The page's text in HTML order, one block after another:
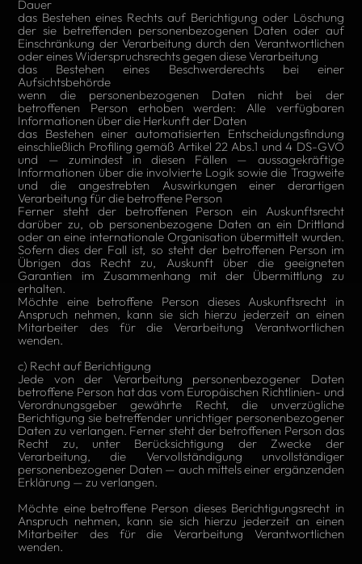
Dauer
das Bestehen eines Rechts auf Berichtigung oder Löschung
der sie betreffenden personenbezogenen Daten oder auf
Einschränkung der Verarbeitung durch den Verantwortlichen
oder eines Widerspruchsrechts gegen diese Verarbeitung
das Bestehen eines Beschwerderechts bei einer
Aufsichtsbehörde
wenn die personenbezogenen Daten nicht bei der
betroffenen Person erhoben werden: Alle verfügbaren
Informationen über die Herkunft der Daten
das Bestehen einer automatisierten Entscheidungsfindung
einschließlich Profiling gemäß Artikel 22 Abs.1 und 4 DS-GVO
und — zumindest in diesen Fällen — aussagekräftige
Informationen über die involvierte Logik sowie die Tragweite
und die angestrebten Auswirkungen einer derartigen
Verarbeitung für die betroffene Person
Ferner steht der betroffenen Person ein Auskunftsrecht
darüber zu, ob personenbezogene Daten an ein Drittland
oder an eine internationale Organisation übermittelt wurden.
Sofern dies der Fall ist, so steht der betroffenen Person im
Übrigen das Recht zu, Auskunft über die geeigneten
Garantien im Zusammenhang mit der Übermittlung zu
erhalten.
Möchte eine betroffene Person dieses Auskunftsrecht in
Anspruch nehmen, kann sie sich hierzu jederzeit an einen
Mitarbeiter des für die Verarbeitung Verantwortlichen
wenden.
c) Recht auf Berichtigung
Jede von der Verarbeitung personenbezogener Daten
betroffene Person hat das vom Europäischen Richtlinien- und
Verordnungsgeber gewährte Recht, die unverzügliche
Berichtigung sie betreffender unrichtiger personenbezogener
Daten zu verlangen. Ferner steht der betroffenen Person das
Recht zu, unter Berücksichtigung der Zwecke der
Verarbeitung, die Vervollständigung unvollständiger
personenbezogener Daten — auch mittels einer ergänzenden
Erklärung — zu verlangen.
Möchte eine betroffene Person dieses Berichtigungsrecht in
Anspruch nehmen, kann sie sich hierzu jederzeit an einen
Mitarbeiter des für die Verarbeitung Verantwortlichen
wenden.